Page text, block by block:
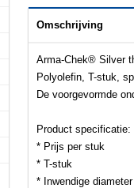
Omschrijving
Arma-Chek® Silver
Polyolefin, T-stuk,
De voorgevormde
Product specificatie:
* Prijs per stuk
* T-stuk
* Inwendige